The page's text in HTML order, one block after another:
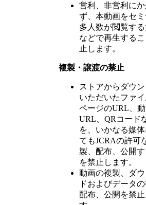
営利、非営利に
ず、本動画をセ
多人数が閲覧す
などで再生する
止します。
複製・譲渡の禁止
ストアからダウ
いただいたファ
ページのURL、
URL、QRコード
を、いかなる媒
てもJCRAの許可
製、配布、公開す
を禁止します。
動画の複製、ダ
ドおよびデータの
配布、公開を禁止